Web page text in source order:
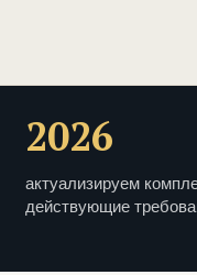
2026
актуализируем
действующие